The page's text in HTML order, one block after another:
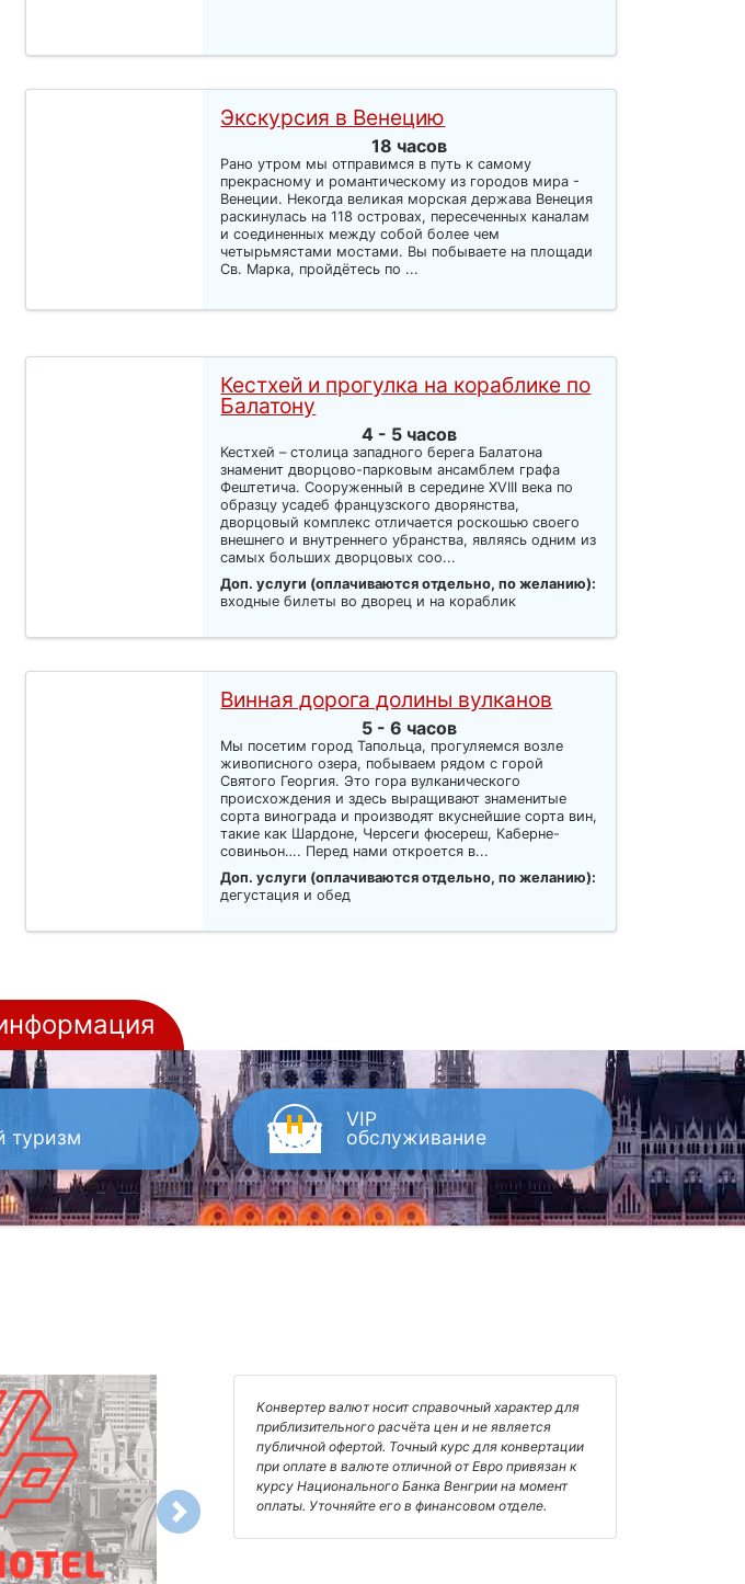
Экскурсия в Венецию
18 часов
Рано утром мы отправимся в путь к самому
прекрасному и романтическому из городов мира -
Венеции. Некогда великая морская держава Венеция
раскинулась на 118 островах, пересеченных каналам
и соединенных между собой более чем
четырьмястами мостами. Вы побываете на площади
Св. Марка, пройдётесь по ...
Кестхей и прогулка на кораблике по
Балатону
4 - 5 часов
Кестхей – столица западного берега Балатона
знаменит дворцово-парковым ансамблем графа
Фештетича. Сооруженный в середине XVIII века по
образцу усадеб французского дворянства,
дворцовый комплекс отличается роскошью своего
внешнего и внутреннего убранства, являясь одним из
самых больших дворцовых соо...
Доп. услуги (оплачиваются отдельно, по желанию):
входные билеты во дворец и на кораблик
Винная дорога долины вулканов
5 - 6 часов
Мы посетим город Тапольца, прогуляемся возле
живописного озера, побываем рядом с горой
Святого Георгия. Это гора вулканического
происхождения и здесь выращивают знаменитые
сорта винограда и производят вкуснейшие сорта вин,
такие как Шардоне, Черсеги фюсереш, Каберне-
совиньон…. Перед нами откроется в...
Доп. услуги (оплачиваются отдельно, по желанию):
дегустация и обед
туризм
VIP
обслуживание
Next
Конвертер валют носит справочный характер для
приблизительного расчёта цен и не является
публичной офертой. Точный курс для конвертации
при оплате в валюте отличной от Евро привязан к
курсу Национального Банка Венгрии на момент
оплаты. Уточняйте его в финансовом отделе.